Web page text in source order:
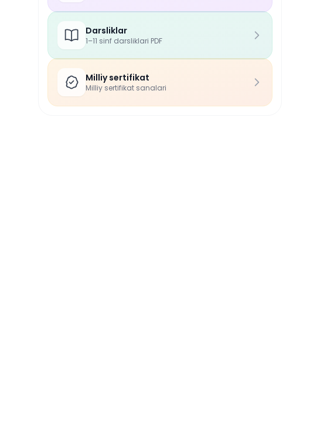
Darsliklar
1–11 sinf darsliklari PDF
Milliy sertifikat
Milliy sertifikat sanalari